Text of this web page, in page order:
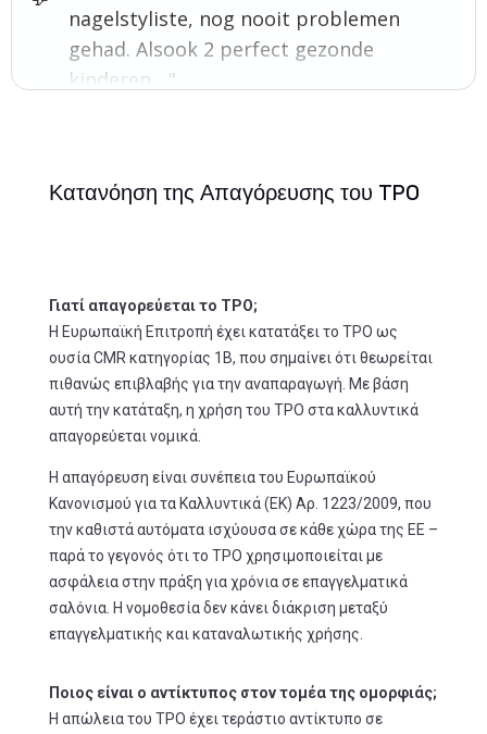
nagelstyliste, nog nooit problemen
gehad. Alsook 2 perfect gezonde
kinderen...."
Κατανόηση της Απαγόρευσης του TPO
Γιατί απαγορεύεται το TPO;
Η Ευρωπαϊκή Επιτροπή έχει κατατάξει το TPO ως
ουσία CMR κατηγορίας 1B, που σημαίνει ότι θεωρείται
πιθανώς επιβλαβής για την αναπαραγωγή. Με βάση
αυτή την κατάταξη, η χρήση του TPO στα καλλυντικά
απαγορεύεται νομικά.
Η απαγόρευση είναι συνέπεια του Ευρωπαϊκού
Κανονισμού για τα Καλλυντικά (ΕΚ) Αρ. 1223/2009, που
την καθιστά αυτόματα ισχύουσα σε κάθε χώρα της ΕΕ –
παρά το γεγονός ότι το TPO χρησιμοποιείται με
ασφάλεια στην πράξη για χρόνια σε επαγγελματικά
σαλόνια. Η νομοθεσία δεν κάνει διάκριση μεταξύ
επαγγελματικής και καταναλωτικής χρήσης.
Ποιος είναι ο αντίκτυπος στον τομέα της ομορφιάς;
Η απώλεια του TPO έχει τεράστιο αντίκτυπο σε